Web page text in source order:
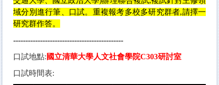
域分別進行筆、口試。重複報考多校多研究群者,請擇一
研究群作答。
---------------------------------------------
口試地點: 國立清華大學人文社會學院C303研討室
口試時間表: